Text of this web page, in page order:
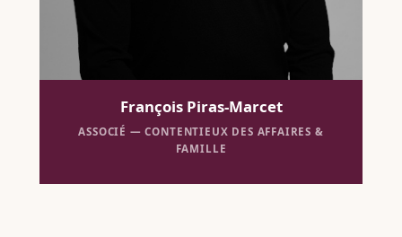
François Piras-Marcet
ASSOCIÉ — CONTENTIEUX DES AFFAIRES &
FAMILLE